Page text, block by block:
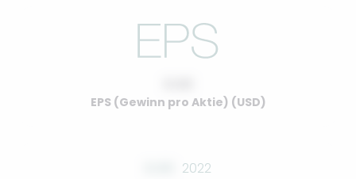
EPS (Gewinn pro Aktie) (USD)
2022